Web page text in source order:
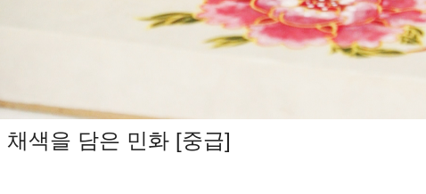
채색을 담은 민화 [중급]